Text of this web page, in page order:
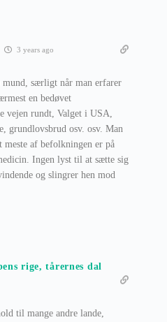
3 years ago
særligt når man erfarer
en bedøvet
vejen rundt, Valget i USA,
grundlovsbrud osv. osv. Man
meste af befolkningen er på
Ingen lyst til at sætte sig
og slingrer hen mod
rige, tårernes dal
til mange andre lande,